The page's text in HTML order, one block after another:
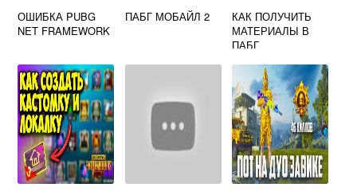
ОШИБКА PUBG
NET FRAMEWORK
ПАБГ МОБАЙЛ 2
КАК ПОЛУЧИТЬ
МАТЕРИАЛЫ В
ПАБГ